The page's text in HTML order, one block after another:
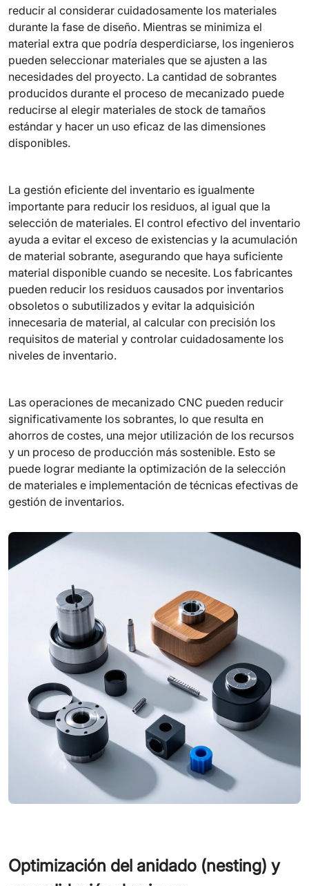
reducir al considerar cuidadosamente los materiales
durante la fase de diseño. Mientras se minimiza el
material extra que podría desperdiciarse, los ingenieros
pueden seleccionar materiales que se ajusten a las
necesidades del proyecto. La cantidad de sobrantes
producidos durante el proceso de mecanizado puede
reducirse al elegir materiales de stock de tamaños
estándar y hacer un uso eficaz de las dimensiones
disponibles.
La gestión eficiente del inventario es igualmente
importante para reducir los residuos, al igual que la
selección de materiales. El control efectivo del inventario
ayuda a evitar el exceso de existencias y la acumulación
de material sobrante, asegurando que haya suficiente
material disponible cuando se necesite. Los fabricantes
pueden reducir los residuos causados por inventarios
obsoletos o subutilizados y evitar la adquisición
innecesaria de material, al calcular con precisión los
requisitos de material y controlar cuidadosamente los
niveles de inventario.
Las operaciones de mecanizado CNC pueden reducir
significativamente los sobrantes, lo que resulta en
ahorros de costes, una mejor utilización de los recursos
y un proceso de producción más sostenible. Esto se
puede lograr mediante la optimización de la selección
de materiales e implementación de técnicas efectivas de
gestión de inventarios.
Optimización del anidado (nesting) y